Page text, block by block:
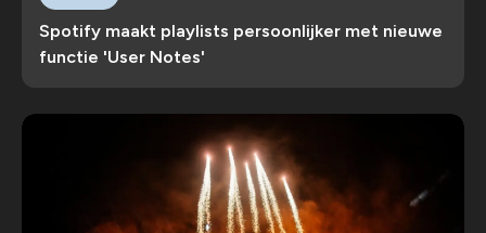
Spotify maakt playlists persoonlijker met nieuwe
functie 'User Notes'